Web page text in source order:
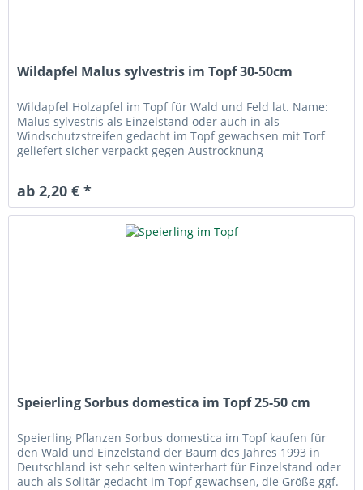
Wildapfel Malus sylvestris im Topf 30-50cm
Wildapfel Holzapfel im Topf für Wald und Feld lat. Name:
Malus sylvestris als Einzelstand oder auch in als
Windschutzstreifen gedacht im Topf gewachsen mit Torf
geliefert sicher verpackt gegen Austrocknung
ab 2,20 € *
Speierling Sorbus domestica im Topf 25-50 cm
Speierling Pflanzen Sorbus domestica im Topf kaufen für
den Wald und Einzelstand der Baum des Jahres 1993 in
Deutschland ist sehr selten winterhart für Einzelstand oder
auch als Solitär gedacht im Topf gewachsen, die Größe ggf.